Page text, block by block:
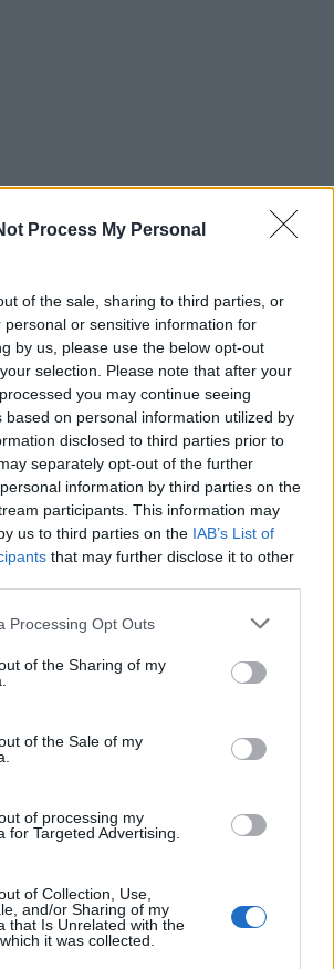
Process My Personal
of the sale, sharing to third parties, or
personal or sensitive information for
by us, please use the below opt-out
selection. Please note that after your
you may continue seeing
based on personal information utilized by
disclosed to third parties prior to
separately opt-out of the further
information by third parties on the
participants. This information may
us to third parties on the IAB’s List of
that may further disclose it to other
website/app uses one or more Google
or usage behaviour. You may click to
to Google and its third-party tags to
specified purposes in below Google
Processing Opt Outs
of the Sharing of my
of the Sale of my
of processing my
for Targeted Advertising.
of Collection, Use,
and/or Sharing of my
that Is Unrelated with the
it was collected.
με τις συμμετέχουσες
τις ειδικότητες που αναζητούν
στον ιστότοπο της
29i-hmera-
eidikotites_&_epixeiriseis